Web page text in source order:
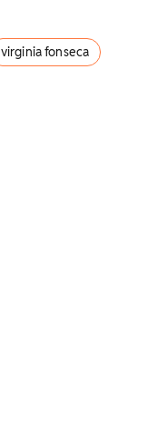
virginia fonseca